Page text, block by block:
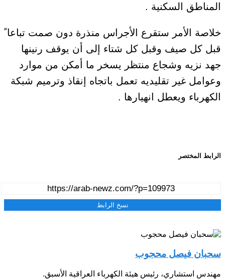
المناطق السكنية .
خلاصة الأمر ستقرع الأجراس منذرة دون صمت تباعا ً
قبل كل صيف وقبل كل شتاء إلى أن يوقف رنينها
جهد نزيه وشجاع منتظر يسخر ما أمكن من موارد
وعوامل غير تقليديه تعمل باتجاه إنقاذ وترميم شبكة
الكهرباء ويعطل انهيارها .
الرابط المختصر
نسخ الرابط
سحبان فيصل محجوب
مهندس استشاري، رئيس هيئة الكهرباء العراقية الأسبق.